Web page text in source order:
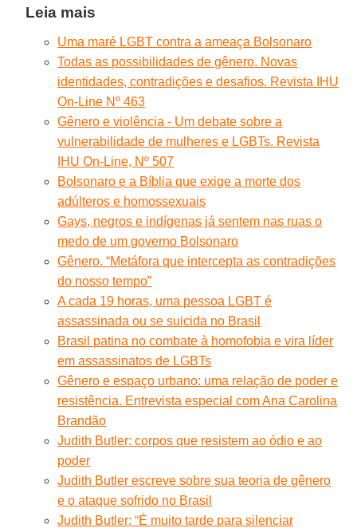
Leia mais
Uma maré LGBT contra a ameaça Bolsonaro
Todas as possibilidades de gênero. Novas
identidades, contradições e desafios. Revista IHU
On-Line Nº 463
Gênero e violência - Um debate sobre a
vulnerabilidade de mulheres e LGBTs. Revista
IHU On-Line, Nº 507
Bolsonaro e a Bíblia que exige a morte dos
adúlteros e homossexuais
Gays, negros e indígenas já sentem nas ruas o
medo de um governo Bolsonaro
Gênero. “Metáfora que intercepta as contradições
do nosso tempo”
A cada 19 horas, uma pessoa LGBT é
assassinada ou se suicida no Brasil
Brasil patina no combate à homofobia e vira líder
em assassinatos de LGBTs
Gênero e espaço urbano: uma relação de poder e
resistência. Entrevista especial com Ana Carolina
Brandão
Judith Butler: corpos que resistem ao ódio e ao
poder
Judith Butler escreve sobre sua teoria de gênero
e o ataque sofrido no Brasil
Judith Butler: “É muito tarde para silenciar